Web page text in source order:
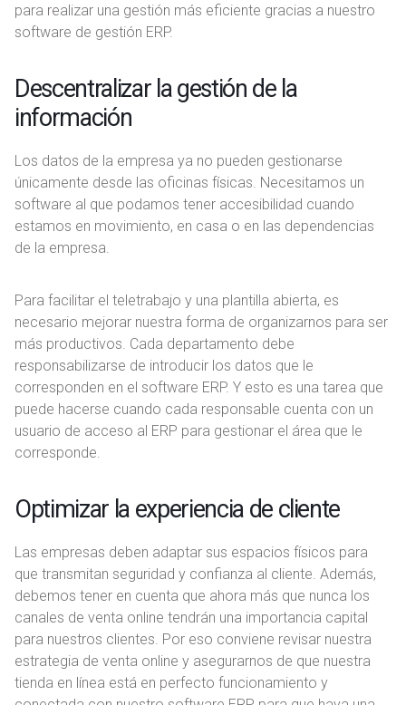
para realizar una gestión más eficiente gracias a nuestro
software de gestión ERP.
Descentralizar la gestión de la
información
Los datos de la empresa ya no pueden gestionarse
únicamente desde las oficinas físicas. Necesitamos un
software al que podamos tener accesibilidad cuando
estamos en movimiento, en casa o en las dependencias
de la empresa.
Para facilitar el teletrabajo y una plantilla abierta, es
necesario mejorar nuestra forma de organizarnos para ser
más productivos. Cada departamento debe
responsabilizarse de introducir los datos que le
corresponden en el software ERP. Y esto es una tarea que
puede hacerse cuando cada responsable cuenta con un
usuario de acceso al ERP para gestionar el área que le
corresponde.
Optimizar la experiencia de cliente
Las empresas deben adaptar sus espacios físicos para
que transmitan seguridad y confianza al cliente. Además,
debemos tener en cuenta que ahora más que nunca los
canales de venta online tendrán una importancia capital
para nuestros clientes. Por eso conviene revisar nuestra
estrategia de venta online y asegurarnos de que nuestra
tienda en línea está en perfecto funcionamiento y